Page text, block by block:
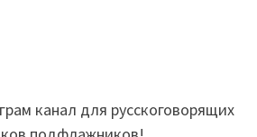
канал для русскоговорящих